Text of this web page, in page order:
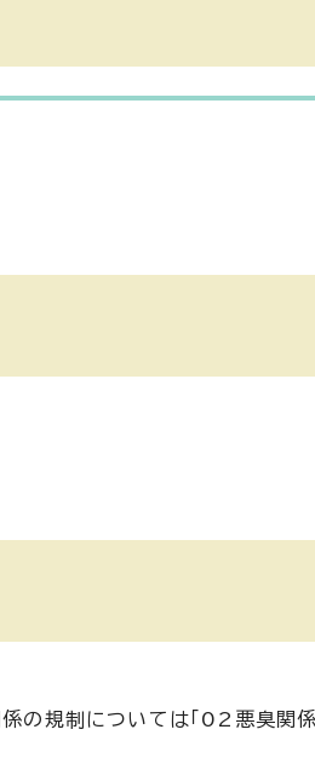
係の規制については「02悪臭関